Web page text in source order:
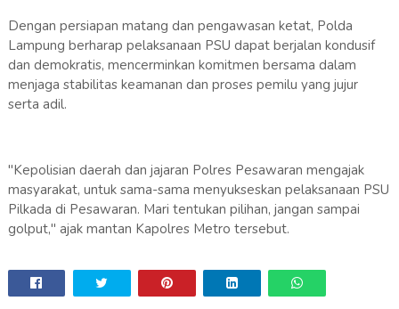
Dengan persiapan matang dan pengawasan ketat, Polda
Lampung berharap pelaksanaan PSU dapat berjalan kondusif
dan demokratis, mencerminkan komitmen bersama dalam
menjaga stabilitas keamanan dan proses pemilu yang jujur
serta adil.
"Kepolisian daerah dan jajaran Polres Pesawaran mengajak
masyarakat, untuk sama-sama menyukseskan pelaksanaan PSU
Pilkada di Pesawaran. Mari tentukan pilihan, jangan sampai
golput," ajak mantan Kapolres Metro tersebut.